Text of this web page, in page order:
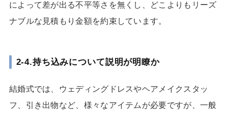
によって差が出る不平等さを無くし、どこよりもリーズ
ナブルな見積もり金額を約束しています。
2-4.持ち込みについて説明が明瞭か
結婚式では、ウェディングドレスやヘアメイクスタッ
フ、引き出物など、様々なアイテムが必要ですが、一般